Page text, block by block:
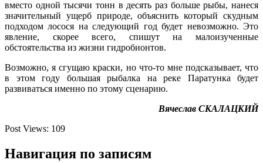
вместо одной тысячи тонн в десять раз больше рыбы, нанеся
значительный ущерб природе, объяснить который скудным
подходом лосося на следующий год будет невозможно. Это
явление, скорее всего, спишут на малоизученные
обстоятельства из жизни гидробионтов.
Возможно, я сгущаю краски, но что-то мне подсказывает, что
в этом году большая рыбалка на реке Паратунка будет
развиваться именно по этому сценарию.
Вячеслав СКАЛАЦКИЙ
Post Views: 109
Навигация по записям